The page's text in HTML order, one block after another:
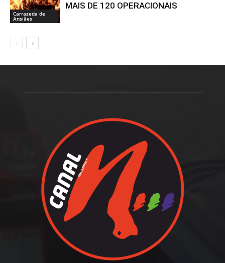
Carrazeda de
Ansiães
MAIS DE 120 OPERACIONAIS